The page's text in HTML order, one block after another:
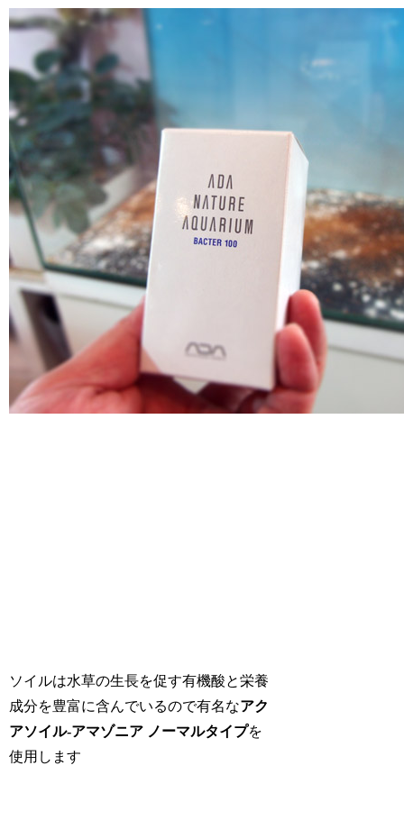
ソイルは水草の生長を促す有機酸と栄養
成分を豊富に含んでいるので有名なアク
アソイル-アマゾニア ノーマルタイプを
使用します